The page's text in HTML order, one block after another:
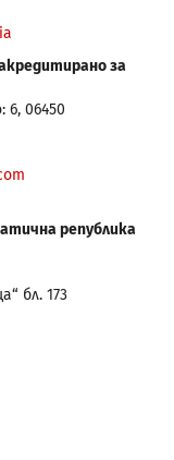
за
6, 06450
република
бл. 173